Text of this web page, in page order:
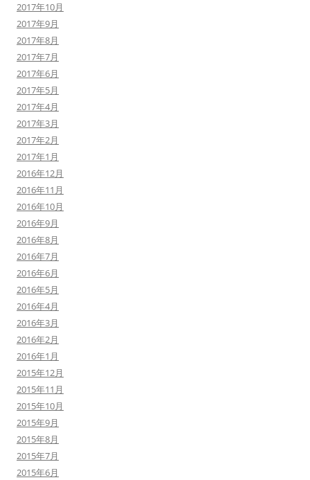
2017年10月
2017年9月
2017年8月
2017年7月
2017年6月
2017年5月
2017年4月
2017年3月
2017年2月
2017年1月
2016年12月
2016年11月
2016年10月
2016年9月
2016年8月
2016年7月
2016年6月
2016年5月
2016年4月
2016年3月
2016年2月
2016年1月
2015年12月
2015年11月
2015年10月
2015年9月
2015年8月
2015年7月
2015年6月